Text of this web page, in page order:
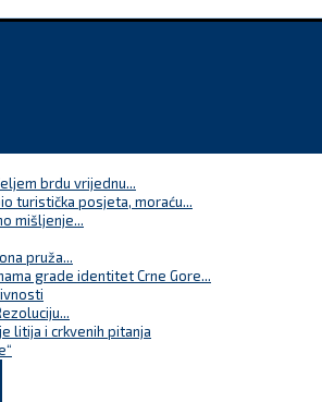
brdu vrijednu...
turistička posjeta, moraću...
mišljenje...
pruža...
grade identitet Crne Gore...
litija i crkvenih pitanja